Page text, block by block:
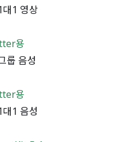
대1 영상
용
룹 음성
용
대1 음성